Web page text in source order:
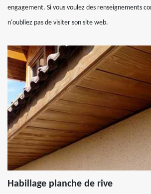
engagement. Si vous voulez des renseignements
n'oubliez pas de visiter son site web.
Habillage planche de rive